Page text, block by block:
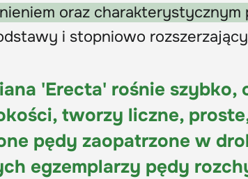
oraz
i stopniowo
'Erecta' rośnie szybko,
tworzy liczne,
pędy zaopatrzone w
egzemplarzy pędy